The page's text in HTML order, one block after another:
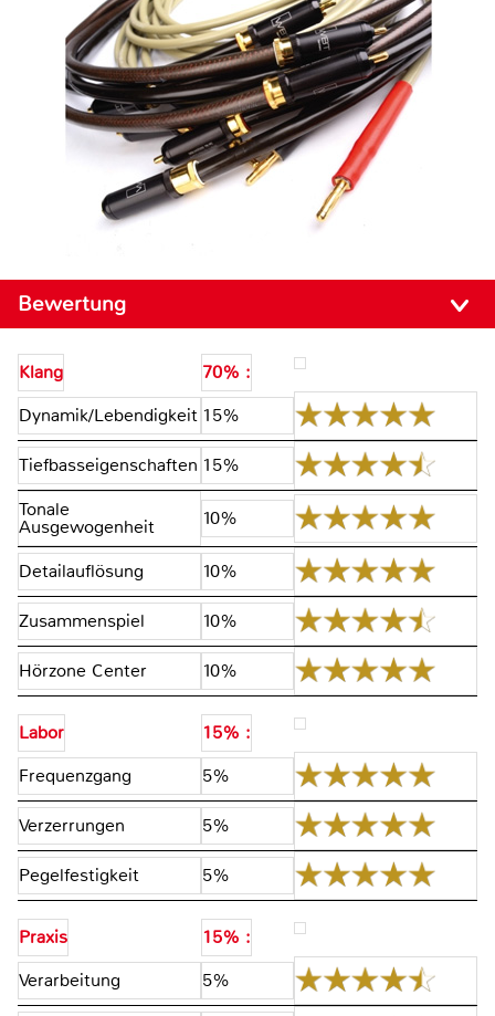
Bewertung
Klang
70% :
Dynamik/Lebendigkeit 15%
Tiefbasseigenschaften 15%
Tonale
Ausgewogenheit 10%
Detailauflösung 10%
Zusammenspiel 10%
Hörzone Center 10%
Labor
15% :
Frequenzgang
5%
Verzerrungen 5%
Pegelfestigkeit 5%
Praxis
15% :
Verarbeitung
5%